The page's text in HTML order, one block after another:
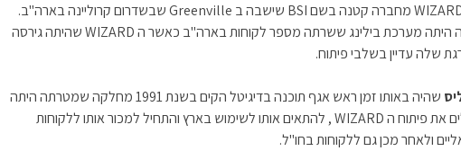
בשם WIZARD מחברה קטנה בשם BSI שישבה ב Greenville שבשדרום קרוליינה בארה"ב.
לחברה היתה מערכת בילינג ששרתה מספר לקוחות בארה"ב כאשר ה WIZARD שהיתה גירסה
שלה עדיין בשלבי פיתוח.
שהיה באותו זמן ראש אגף תוכנה בדיגיטל הקים בשנת 1991 מחלקה שמטרתה היתה
להשלים את פיתוח ה WIZARD , להתאים אותו לשימוש בארץ והתחיל למכור אותו ללקוחות
ולאחר מכן גם ללקוחות בחו"ל.